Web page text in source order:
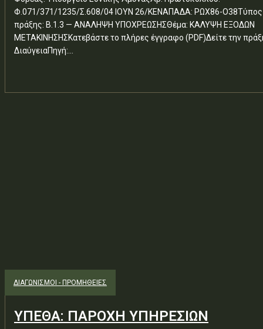
Φ.071/371/1235/Σ.608/04 ΙΟΥΝ 26/ΚΕΝΑΠΑΔΑ: ΡΩΧ86-Ο38Τύπος
πράξης: Β.1.3 — ΑΝΑΛΗΨΗ ΥΠΟΧΡΕΩΣΗΣΘέμα: ΚΑΛΥΨΗ ΕΞΟΔΩΝ
ΜΕΤΑΚΙΝΗΣΗΣΚατεβάστε το πλήρες έγγραφο (PDF)Δείτε την
ΔιαύγειαΠηγή:...
ΔΙΑΓΩΝΙΣΜΟΊ - ΠΡΟΜΉΘΕΙΕΣ
ΥΠΕΘΑ: ΠΑΡΟΧΗ ΥΠΗΡΕΣΙΩΝ